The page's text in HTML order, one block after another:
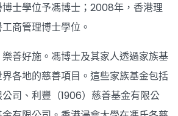
士學位予馮博士；2008年，香港理
商管理博士學位。
善好施。馮博士及其家人透過家族基
各地的慈善項目。這些家族基金包括
司、利豐（1906）慈善基金有限公